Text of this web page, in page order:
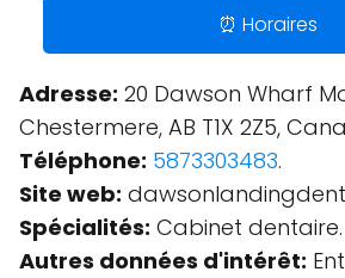
⏰ Horaires
Adresse: 20 Dawson Wharf
Chestermere, AB T1X 2Z5,
Téléphone: 5873303483.
Site web:
Spécialités: Cabinet dentaire.
Autres données d'intérêt: